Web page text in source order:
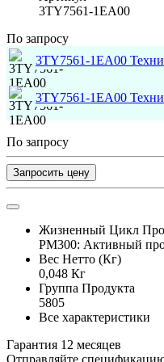
3TY7561-1EA00
По запросу
3TY7561-1EA00
3TY7561-1EA00
По запросу
Запросить цену
Жизненный Цикл
PM300: Активный
Вес Нетто (Кг)
0,048 Кг
Группа Продукта
5805
Все характеристики
Гарантия 12 месяцев
Отправляйте